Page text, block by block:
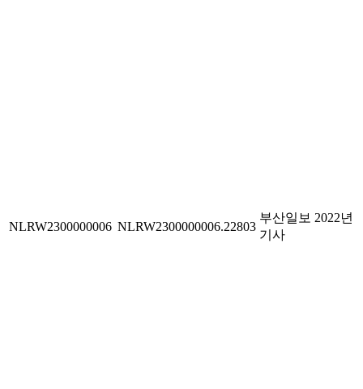
NLRW2300000006 NLRW2300000006.22803
부산일보 2022년
기사